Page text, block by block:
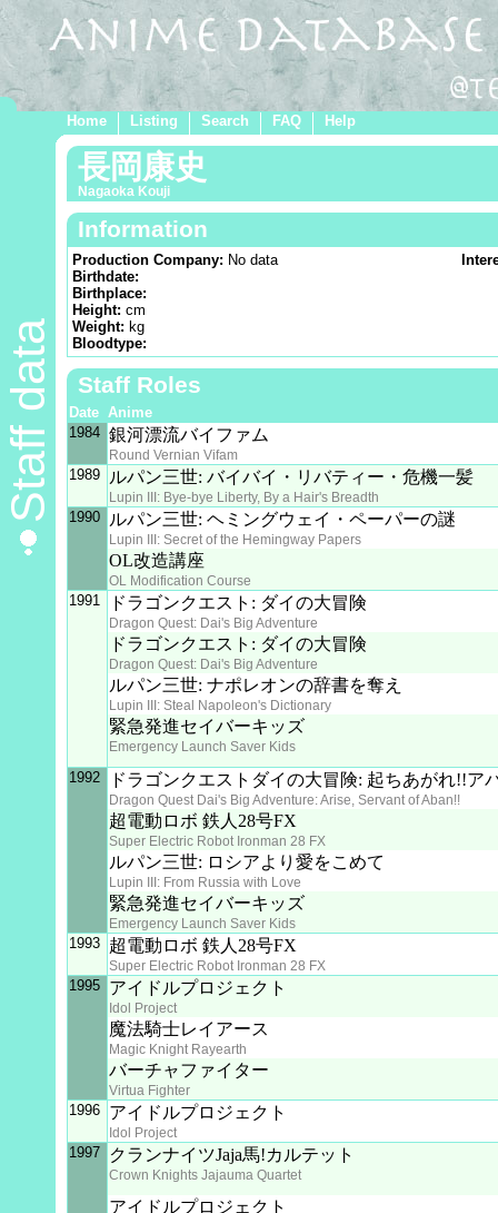
Home Listing Search FAQ Help
Staff data
長岡康史
Nagaoka Kouji
Information
Production Company: No data
Birthdate:
Birthplace:
Height: cm
Weight: kg
Bloodtype:
Staff Roles
Date Anime
1984 銀河漂流バイファム
Round Vernian Vifam
1989 ルパン三世: バイバイ・リバティー・危機一髪
Lupin III: Bye-bye Liberty, By a Hair's Breadth
1990 ルパン三世: ヘミングウェイ・ペーパーの謎
Lupin III: Secret of the Hemingway Papers
OL改造講座
OL Modification Course
1991 ドラゴンクエスト: ダイの大冒険
Dragon Quest: Dai's Big Adventure
ドラゴンクエスト: ダイの大冒険
Dragon Quest: Dai's Big Adventure
ルパン三世: ナポレオンの辞書を奪え
Lupin III: Steal Napoleon's Dictionary
緊急発進セイバーキッズ
Emergency Launch Saver Kids
1992 ドラゴンクエストダイの大冒険: 起ちあがれ!!ア
Dragon Quest Dai's Big Adventure: Arise, Servant of Aban!!
超電動ロボ 鉄人28号FX
Super Electric Robot Ironman 28 FX
ルパン三世: ロシアより愛をこめて
Lupin III: From Russia with Love
緊急発進セイバーキッズ
Emergency Launch Saver Kids
1993 超電動ロボ 鉄人28号FX
Super Electric Robot Ironman 28 FX
1995 アイドルプロジェクト
Idol Project
魔法騎士レイアース
Magic Knight Rayearth
バーチャファイター
Virtua Fighter
1996 アイドルプロジェクト
Idol Project
1997 クランナイツJaja馬!カルテット
Crown Knights Jajauma Quartet
アイドルプロジェクト